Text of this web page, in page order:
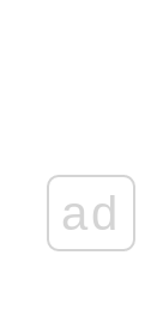
ad